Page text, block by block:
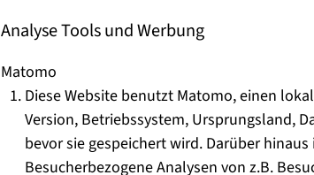
Analyse Tools und Werbung
Matomo
Diese Website benutzt Matomo, einen
Version, Betriebssystem, Ursprungsland,
bevor sie gespeichert wird. Darüber
Besucherbezogene Analysen von z.B.